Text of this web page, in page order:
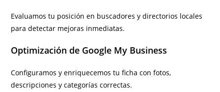
Evaluamos tu posición en buscadores y directorios locales
para detectar mejoras inmediatas.
Optimización de Google My Business
Configuramos y enriquecemos tu ficha con fotos,
descripciones y categorías correctas.